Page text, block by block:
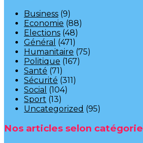
Business (9)
Economie (88)
Elections (48)
Général (471)
Humanitaire (75)
Politique (167)
Santé (71)
Sécurité (311)
Social (104)
Sport (13)
Uncategorized (95)
Nos articles selon catégorie